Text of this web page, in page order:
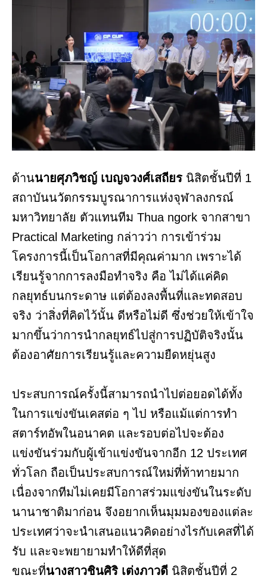
ด้านนายศุภวิชญ์ เบญจวงศ์เสถียร นิสิตชั้นปีที่ 1
สถาบันนวัตกรรมบูรณาการแห่งจุฬาลงกรณ์
มหาวิทยาลัย ตัวแทนทีม Thua ngork จากสาขา
Practical Marketing กล่าวว่า การเข้าร่วม
โครงการนี้เป็นโอกาสที่มีคุณค่ามาก เพราะได้
เรียนรู้จากการลงมือทำจริง คือ ไม่ได้แค่คิด
กลยุทธ์บนกระดาษ แต่ต้องลงพื้นที่และทดสอบ
จริง ว่าสิ่งที่คิดไว้นั้น ดีหรือไม่ดี ซึ่งช่วยให้เข้าใจ
มากขึ้นว่าการนำกลยุทธ์ไปสู่การปฏิบัติจริงนั้น
ต้องอาศัยการเรียนรู้และความยืดหยุ่นสูง
ประสบการณ์ครั้งนี้สามารถนำไปต่อยอดได้ทั้ง
ในการแข่งขันเคสต่อ ๆ ไป หรือแม้แต่การทำ
สตาร์ทอัพในอนาคต และรอบต่อไปจะต้อง
แข่งขันร่วมกับผู้เข้าแข่งขันจากอีก 12 ประเทศ
ทั่วโลก ถือเป็นประสบการณ์ใหม่ที่ท้าทายมาก
เนื่องจากทีมไม่เคยมีโอกาสร่วมแข่งขันในระดับ
นานาชาติมาก่อน จึงอยากเห็นมุมมองของแต่ละ
ประเทศว่าจะนำเสนอแนวคิดอย่างไรกับเคสที่ได้
รับ และจะพยายามทำให้ดีที่สุด
ขณะที่นางสาวชินศิริ เต่งภาวดี นิสิตชั้นปีที่ 2